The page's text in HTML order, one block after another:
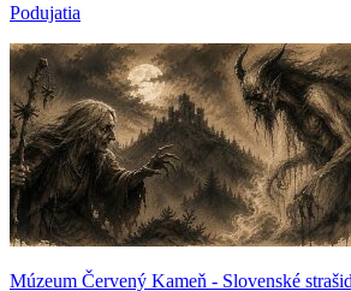
Podujatia
Múzeum Červený Kameň - Slovenské